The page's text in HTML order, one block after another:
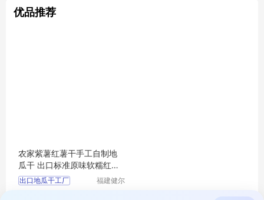
优品推荐
农家紫薯红薯干手工自制地
瓜干 出口标准原味软糯红薯
干片零食批发
出口地瓜干工厂
福建健尔